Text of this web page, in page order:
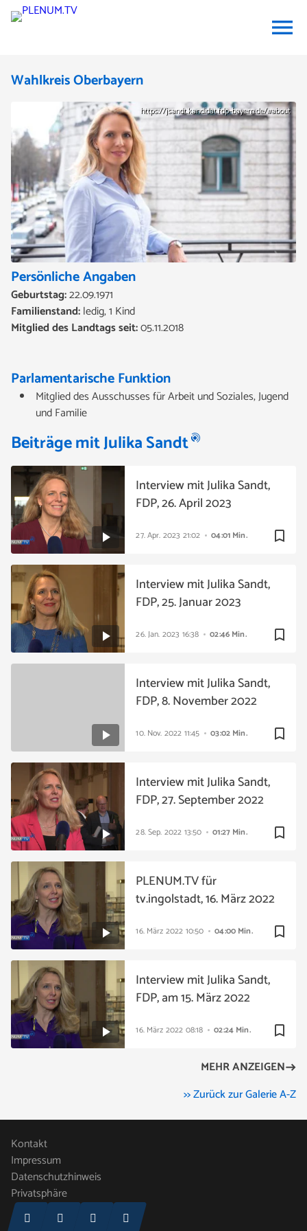
menu
Wahlkreis Oberbayern
https://jsandt.kandidat.fdp-bayern.de/#about
Persönliche Angaben
Geburtstag:22.09.1971
Familienstand:ledig, 1 Kind
Mitglied des Landtags seit:05.11.2018
Parlamentarische Funktion
Mitglied des Ausschusses für Arbeit und Soziales, Jugend
und Familie
Beiträge mit Julika Sandt
bookmark_border
27. Apr. 2023 21:02 04:01 Min.
Interview mit Julika Sandt,
FDP, 26. April 2023
bookmark_border
26. Jan. 2023 16:38 02:46 Min.
Interview mit Julika Sandt,
FDP, 25. Januar 2023
bookmark_border
10. Nov. 2022 11:45 03:02 Min.
Interview mit Julika Sandt,
FDP, 8. November 2022
bookmark_border
28. Sep. 2022 13:50 01:27 Min.
Interview mit Julika Sandt,
FDP, 27. September 2022
bookmark_border
16. März 2022 10:50 04:00 Min.
PLENUM.TV für
tv.ingolstadt, 16. März 2022
bookmark_border
16. März 2022 08:18 02:24 Min.
Interview mit Julika Sandt,
FDP, am 15. März 2022
MEHR ANZEIGEN
>> Zurück zur Galerie A-Z
Kontakt
Impressum
Datenschutzhinweis
Privatsphäre